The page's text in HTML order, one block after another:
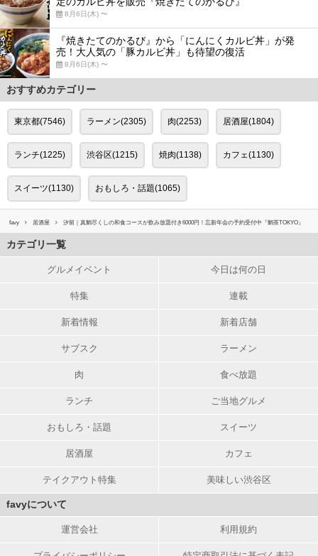
8月6日(木) 〜
『焼きたてのかるび』から「にんにくカルビ丼」が発
売！大人気の「豚カルビ丼」も待望の復活
8月6日(木) 〜
おすすめカテゴリー
東京都(7546) ラーメン(2305) 肉(2253) 居酒屋(1804)
ランチ(1225) 渋谷区(1215) 焼肉(1138) カフェ(1130)
スイーツ(1130) おもしろ・話題(1065)
favy 居酒屋 汐留｜真鯛尽くしの和食コースが飲み放題付き6000円！忘新年会の予約受付中『鯛茶TOKYO』
カテゴリ一覧
グルメイベント 今日は何の日
特集 連載
新着情報 新着店舗
サブスク ラーメン
肉 食べ放題
ランチ ご当地グルメ
おもしろ・話題 スイーツ
居酒屋 カフェ
テイクアウト特集 美味しい渋谷区
favyについて
運営会社 利用規約